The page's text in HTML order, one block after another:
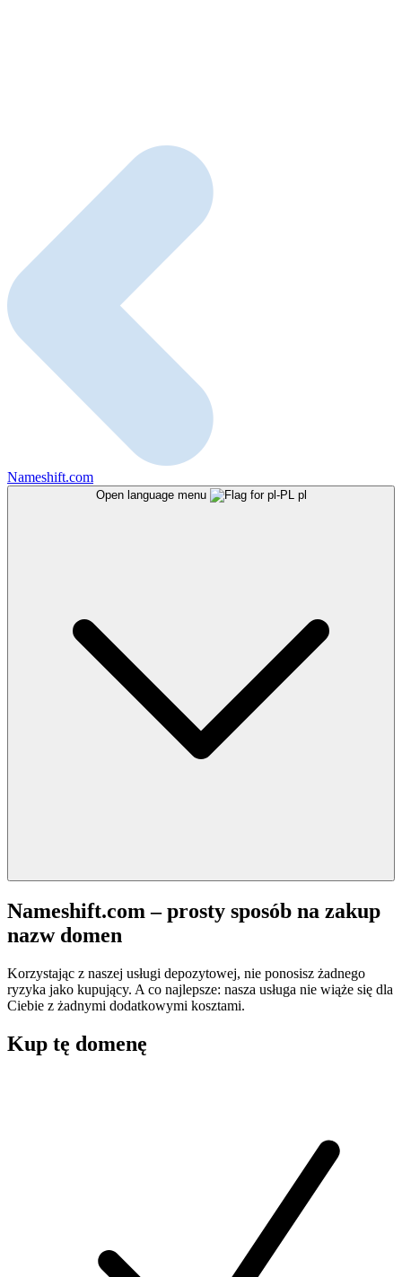
Nameshift.com
Open language menu pl
Nameshift.com – prosty sposób na zakup
nazw domen
Korzystając z naszej usługi depozytowej, nie ponosisz żadnego
ryzyka jako kupujący. A co najlepsze: nasza usługa nie wiąże się dla
Ciebie z żadnymi dodatkowymi kosztami.
Kup tę domenę